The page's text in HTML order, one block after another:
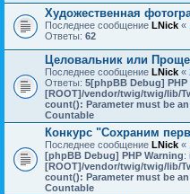
Художественная
Последнее сообщение LNick «
Ответы: 62
Целовальник или
Последнее сообщение LNick «
Ответы: 5[phpBB Debug] PHP
[ROOT]/vendor/twig/twig/lib/
count(): Parameter must be
Countable
Конкурс "Сохраним
Последнее сообщение LNick «
[phpBB Debug] PHP Warning:
[ROOT]/vendor/twig/twig/lib/
count(): Parameter must be
Countable